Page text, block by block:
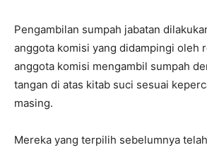
Pengambilan sumpah jabatan
anggota komisi yang didampingi oleh
anggota komisi mengambil sumpah
tangan di atas kitab suci sesuai
masing.
Mereka yang terpilih sebelumnya